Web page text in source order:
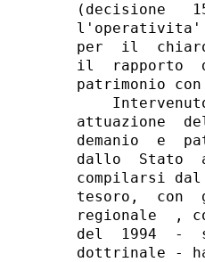
(decisione
l'operativita'
per  il
il  rapporto
patrimonio
attuazione
demanio  e
dallo  Stato
compilarsi
tesoro,  con
regionale  ,
del  1994  -
dottrinale -